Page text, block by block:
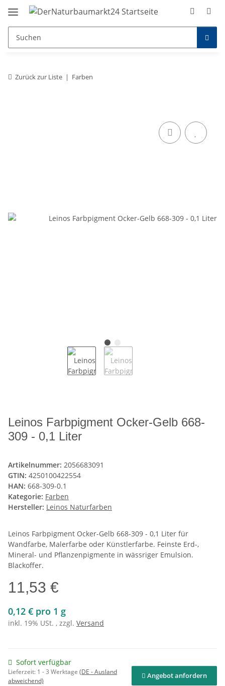
Zurück zur Liste Farben
Leinos Farbpigment Ocker-Gelb 668-
309 - 0,1 Liter
Artikelnummer: 2056683091
GTIN: 4250100422554
HAN: 668-309-0.1
Kategorie: Farben
Hersteller: Leinos Naturfarben
Leinos Farbpigment Ocker-Gelb 668-309 - 0,1 Liter für
Wandfarbe, Malerfarbe oder Künstlerfarbe. Feinste Erd-,
Mineral- und Pflanzenpigmente in wässriger Emulsion.
Blackoffer.
11,53 €
0,12 € pro 1 g
inkl. 19% USt. , zzgl. Versand
Sofort verfügbar
Lieferzeit: 1 - 3 Werktage (DE - Ausland
abweichend)
Angebot anfordern